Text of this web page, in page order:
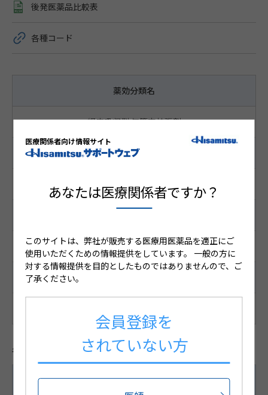
後発医薬品比較表
各種コード
薬効分類名
経皮吸収型 気管支拡張剤
成分名 含量・濃度
ツロブテロール 1mg
2.25cm×2.25cm
各種コード
70枚（1枚/1袋×70袋）
医療関係者向け情報サイト
あなたは医療関係者ですか？
このサイトは、弊社が販売する医療用医薬品を適正にご
使用いただくための情報提供をしています。 一般の方に
対する情報提供を目的としたものではありませんので、ご
了承ください。
会員登録を
されていない方